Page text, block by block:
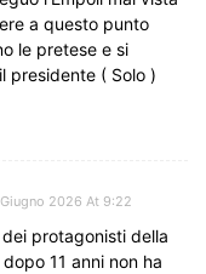
a questo punto
le pretese e si
presidente ( Solo )
2026 At 9:22
protagonisti della
11 anni non ha